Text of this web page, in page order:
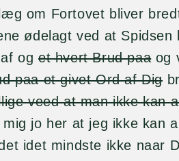
om Fortovet bliver
ødelagt ved at Spidsen
oget hvert Brud paaog
paa et givet Ord af Dig
veed at man ikke kan
mig jo her at jeg ikke kan
idet mindste ikke naar